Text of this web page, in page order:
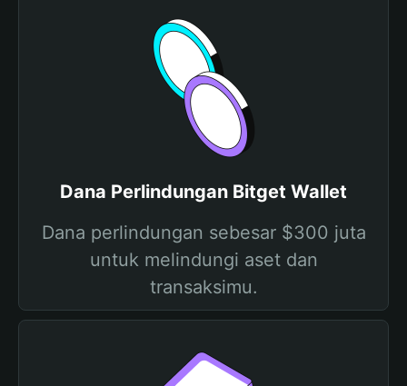
Dana Perlindungan Bitget Wallet
Dana perlindungan sebesar $300 juta
untuk melindungi aset dan
transaksimu.